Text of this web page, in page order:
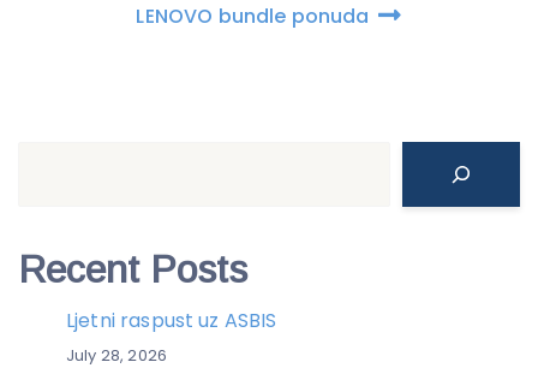
LENOVO bundle ponuda
Recent Posts
Ljetni raspust uz ASBIS
July 28, 2026